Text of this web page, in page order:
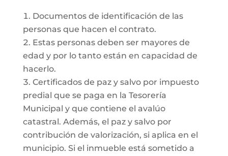
Documentos de identificación de las
personas que hacen el contrato.
Estas personas deben ser mayores de
edad y por lo tanto están en capacidad de
hacerlo.
Certificados de paz y salvo por impuesto
predial que se paga en la Tesorería
Municipal y que contiene el avalúo
catastral. Además, el paz y salvo por
contribución de valorización, si aplica en el
municipio. Si el inmueble está sometido a